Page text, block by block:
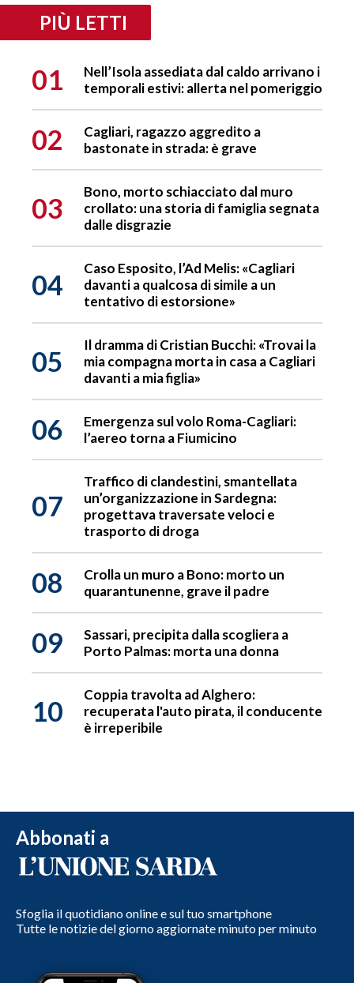
PIÙ LETTI
01
Nell’Isola assediata dal caldo arrivano i
temporali estivi: allerta nel pomeriggio
02
Cagliari, ragazzo aggredito a
bastonate in strada: è grave
03
Bono, morto schiacciato dal muro
crollato: una storia di famiglia segnata
dalle disgrazie
04
Caso Esposito, l’Ad Melis: «Cagliari
davanti a qualcosa di simile a un
tentativo di estorsione»
05
Il dramma di Cristian Bucchi: «Trovai la
mia compagna morta in casa a Cagliari
davanti a mia figlia»
06
Emergenza sul volo Roma-Cagliari:
l’aereo torna a Fiumicino
07
Traffico di clandestini, smantellata
un’organizzazione in Sardegna:
progettava traversate veloci e
trasporto di droga
08
Crolla un muro a Bono: morto un
quarantunenne, grave il padre
09
Sassari, precipita dalla scogliera a
Porto Palmas: morta una donna
10
Coppia travolta ad Alghero:
recuperata l'auto pirata, il conducente
è irreperibile
Abbonati a
Sfoglia il quotidiano online e sul tuo smartphone
Tutte le notizie del giorno aggiornate minuto per minuto